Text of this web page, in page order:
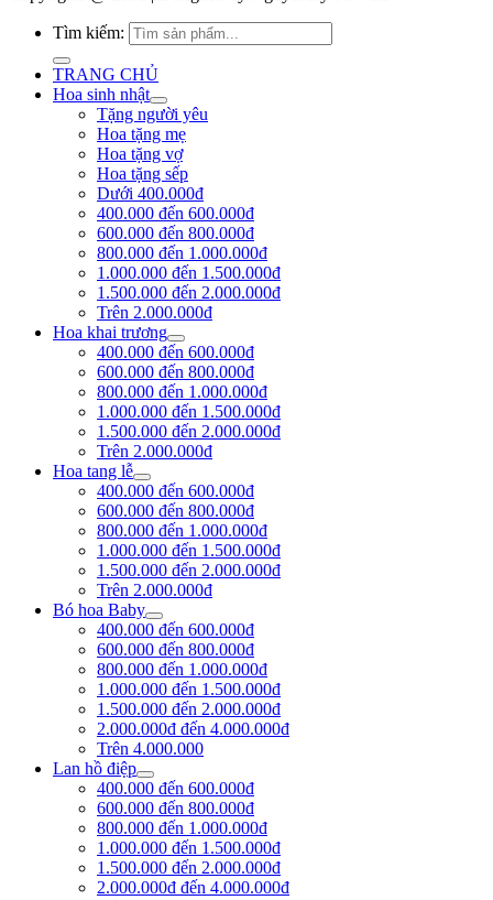
Tìm kiếm:
TRANG CHỦ
Hoa sinh nhật
Tặng người yêu
Hoa tặng mẹ
Hoa tặng vợ
Hoa tặng sếp
Dưới 400.000đ
400.000 đến 600.000đ
600.000 đến 800.000đ
800.000 đến 1.000.000đ
1.000.000 đến 1.500.000đ
1.500.000 đến 2.000.000đ
Trên 2.000.000đ
Hoa khai trương
400.000 đến 600.000đ
600.000 đến 800.000đ
800.000 đến 1.000.000đ
1.000.000 đến 1.500.000đ
1.500.000 đến 2.000.000đ
Trên 2.000.000đ
Hoa tang lễ
400.000 đến 600.000đ
600.000 đến 800.000đ
800.000 đến 1.000.000đ
1.000.000 đến 1.500.000đ
1.500.000 đến 2.000.000đ
Trên 2.000.000đ
Bó hoa Baby
400.000 đến 600.000đ
600.000 đến 800.000đ
800.000 đến 1.000.000đ
1.000.000 đến 1.500.000đ
1.500.000 đến 2.000.000đ
2.000.000đ đến 4.000.000đ
Trên 4.000.000
Lan hồ điệp
400.000 đến 600.000đ
600.000 đến 800.000đ
800.000 đến 1.000.000đ
1.000.000 đến 1.500.000đ
1.500.000 đến 2.000.000đ
2.000.000đ đến 4.000.000đ